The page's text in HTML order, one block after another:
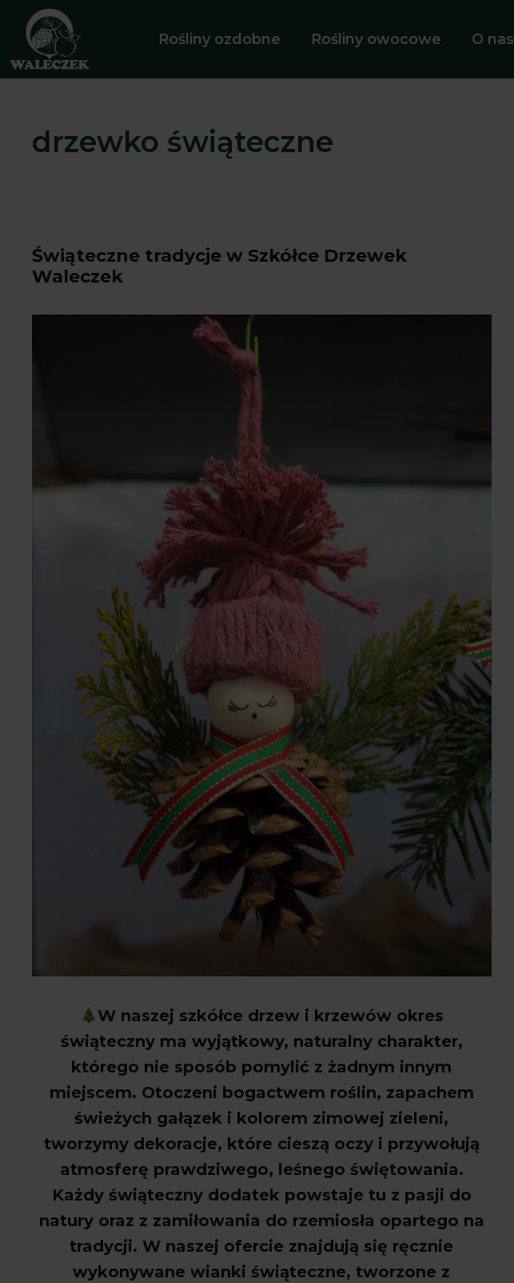
Przejdź
treści
Rośliny ozdobne Rośliny owocowe O nas
drzewko świąteczne
Świąteczne tradycje w Szkółce Drzewek
Waleczek
W naszej szkółce drzew i krzewów okres
świąteczny ma wyjątkowy, naturalny charakter,
którego nie sposób pomylić z żadnym innym
miejscem. Otoczeni bogactwem roślin, zapachem
świeżych gałązek i kolorem zimowej zieleni,
tworzymy dekoracje, które cieszą oczy i przywołują
atmosferę prawdziwego, leśnego świętowania.
Każdy świąteczny dodatek powstaje tu z pasji do
natury oraz z zamiłowania do rzemiosła opartego na
tradycji. W naszej ofercie znajdują się ręcznie
wykonywane wianki świąteczne, tworzone z